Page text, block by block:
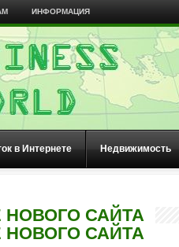
ИНФОРМАЦИЯ
в Интернете Недвижимость
САЙТА
САЙТА